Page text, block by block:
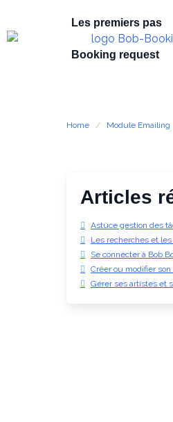
Les premiers pas
Booking request
Home Module Emailing
Articles
Astuce gestion des
Les recherches et
Se connecter à Bob
Créer ou modifier
Gérer ses artistes et